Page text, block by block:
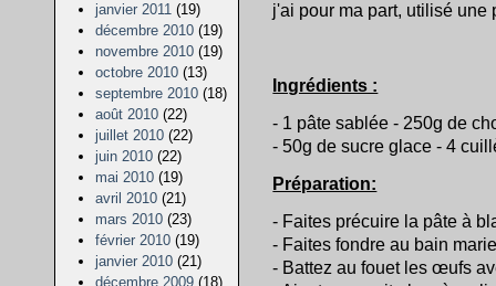
janvier 2011 (19)
décembre 2010 (19)
novembre 2010 (19)
octobre 2010 (13)
septembre 2010 (18)
août 2010 (22)
juillet 2010 (22)
juin 2010 (22)
mai 2010 (19)
avril 2010 (21)
mars 2010 (23)
février 2010 (19)
janvier 2010 (21)
décembre 2009 (18)
j'ai pour ma part, utilisé une
Ingrédients :
- 1 pâte sablée - 250g de
- 50g de sucre glace - 4
Préparation:
- Faites précuire la pâte à
- Faites fondre au bain
- Battez au fouet les œufs